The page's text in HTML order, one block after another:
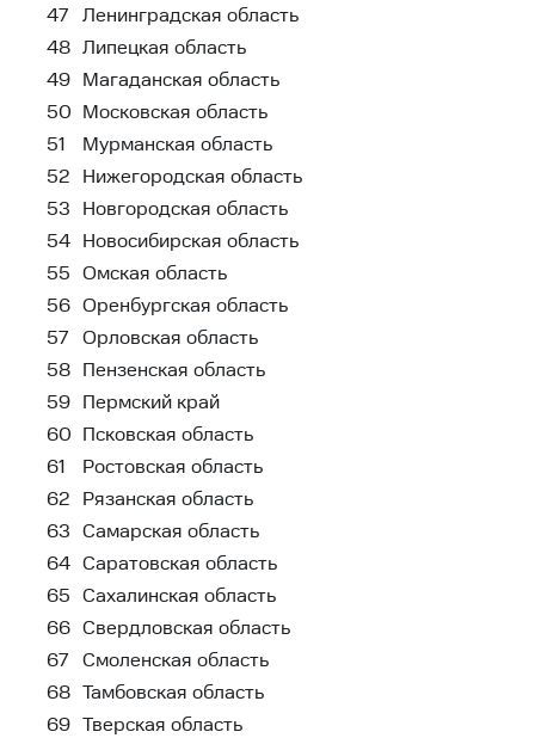
47
Ленинградская область
48 Липецкая область
49 Магаданская область
50 Московская область
51
Мурманская область
52
Нижегородская область
53
Новгородская область
54 Новосибирская область
55 Омская область
56 Оренбургская область
57
Орловская область
58 Пензенская область
59 Пермский край
60 Псковская область
61
Ростовская область
62
Рязанская область
63 Самарская область
64 Саратовская область
65 Сахалинская область
66 Свердловская область
67
Смоленская область
68 Тамбовская область
69 Тверская область